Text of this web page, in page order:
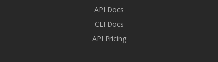
API Docs
CLI Docs
API Pricing